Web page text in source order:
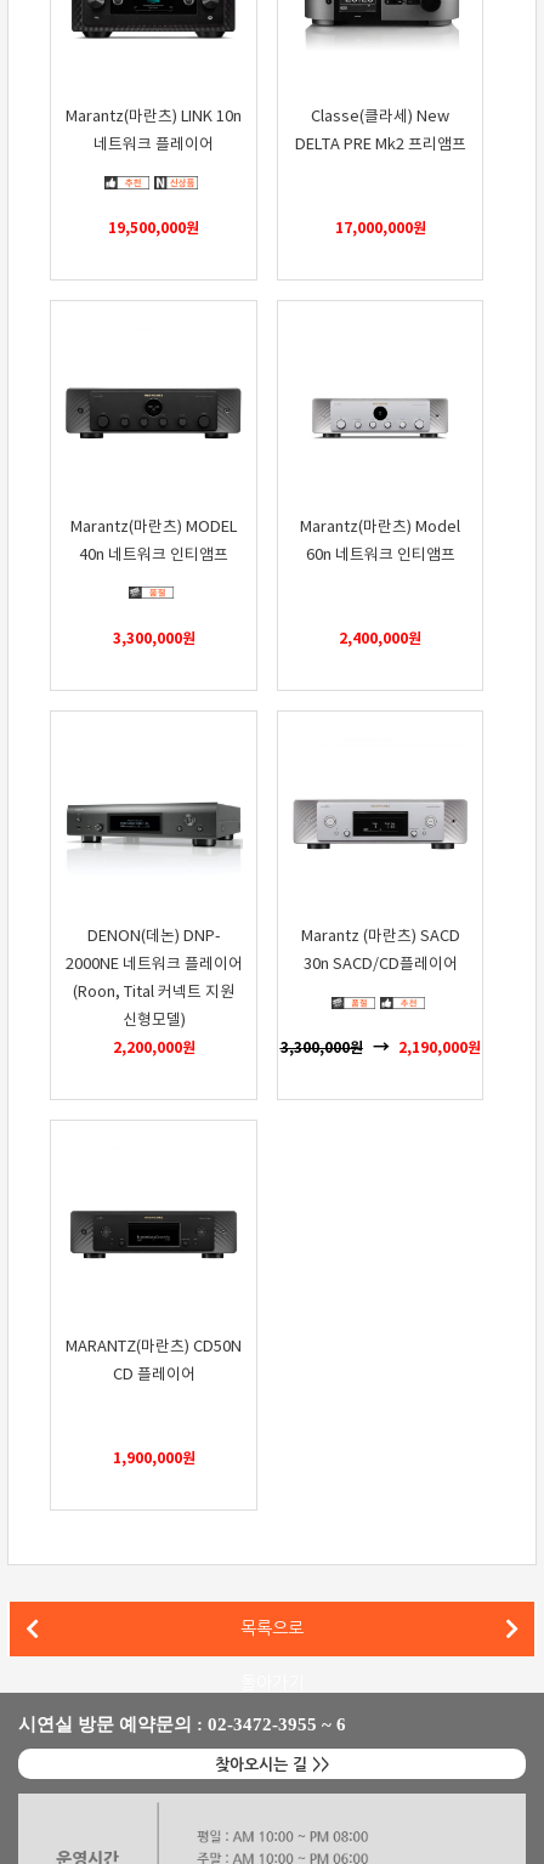
Marantz(마란츠) LINK 10n
네트워크 플레이어
19,500,000원
Classe(클라세) New
DELTA PRE Mk2 프리앰프
17,000,000원
Marantz(마란츠) MODEL
40n 네트워크 인티앰프
3,300,000원
Marantz(마란츠) Model
60n 네트워크 인티앰프
2,400,000원
DENON(데논) DNP-
2000NE 네트워크 플레이어
(Roon, Tital 커넥트 지원
신형모델)
2,200,000원
Marantz (마란츠) SACD
30n SACD/CD플레이어
3,300,000원 2,190,000원
MARANTZ(마란츠) CD50N
CD 플레이어
1,900,000원
캠브리지오디오(Cambridge Audo) × 마하리시(Maharishi),
dCS 통합 오디오 플랫폼 바레즈(Varèse) 전용 SACD/CD 트랜스포트 발매
목록으로
시연실 방문 예약문의 : 02-3472-3955 ~ 6
찾아오시는 길 >>